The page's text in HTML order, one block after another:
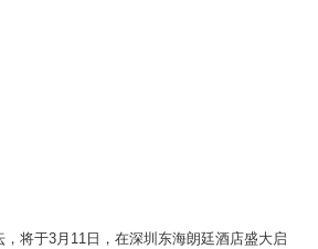
将于3月11日，在深圳东海朗廷酒店盛大启